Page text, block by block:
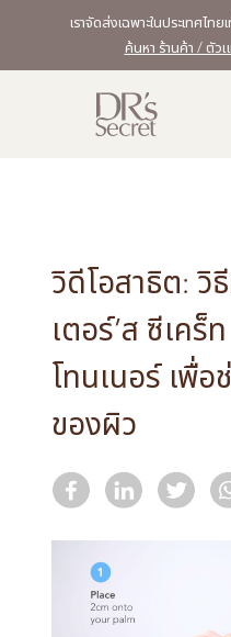
เราจัดส่งเฉพาะในประเทศไ
ค้นหา ร้านค้า / ตั
วิดีโอสาธิต: วิ
เตอร์’ส ซีเคร็ท
โทนเนอร์ เพื่
ของผิว